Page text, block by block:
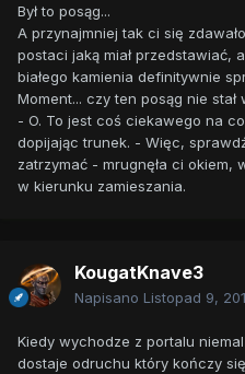
Był to posąg...
A przynajmniej tak ci się
postaci jaką miał przedstawiać,
białego kamienia definitywnie
Moment... czy ten posąg nie
- O. To jest coś ciekawego na
dopijając trunek. - Więc,
zatrzymać - mrugnęła ci okiem,
w kierunku zamieszania.
KougatKnave3
Napisano Listopad 9,
Kiedy wychodze z portalu
dostaje odruchu który kończy